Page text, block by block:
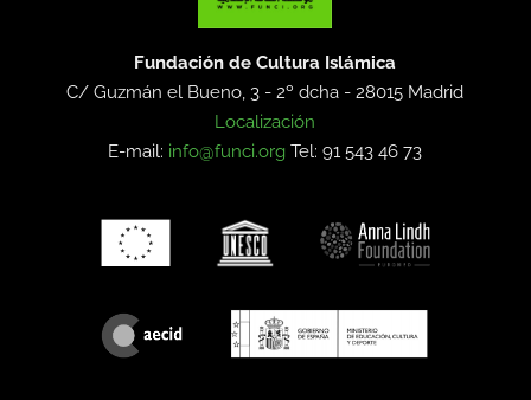
Fundación de Cultura Islámica
C/ Guzmán el Bueno, 3 - 2º dcha -28015 Madrid
Localización
E-mail: info@funci.org Tel: 91 543 46 73